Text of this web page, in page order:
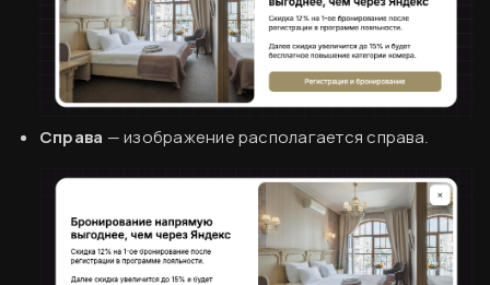
Справа — изображение располагается справа.